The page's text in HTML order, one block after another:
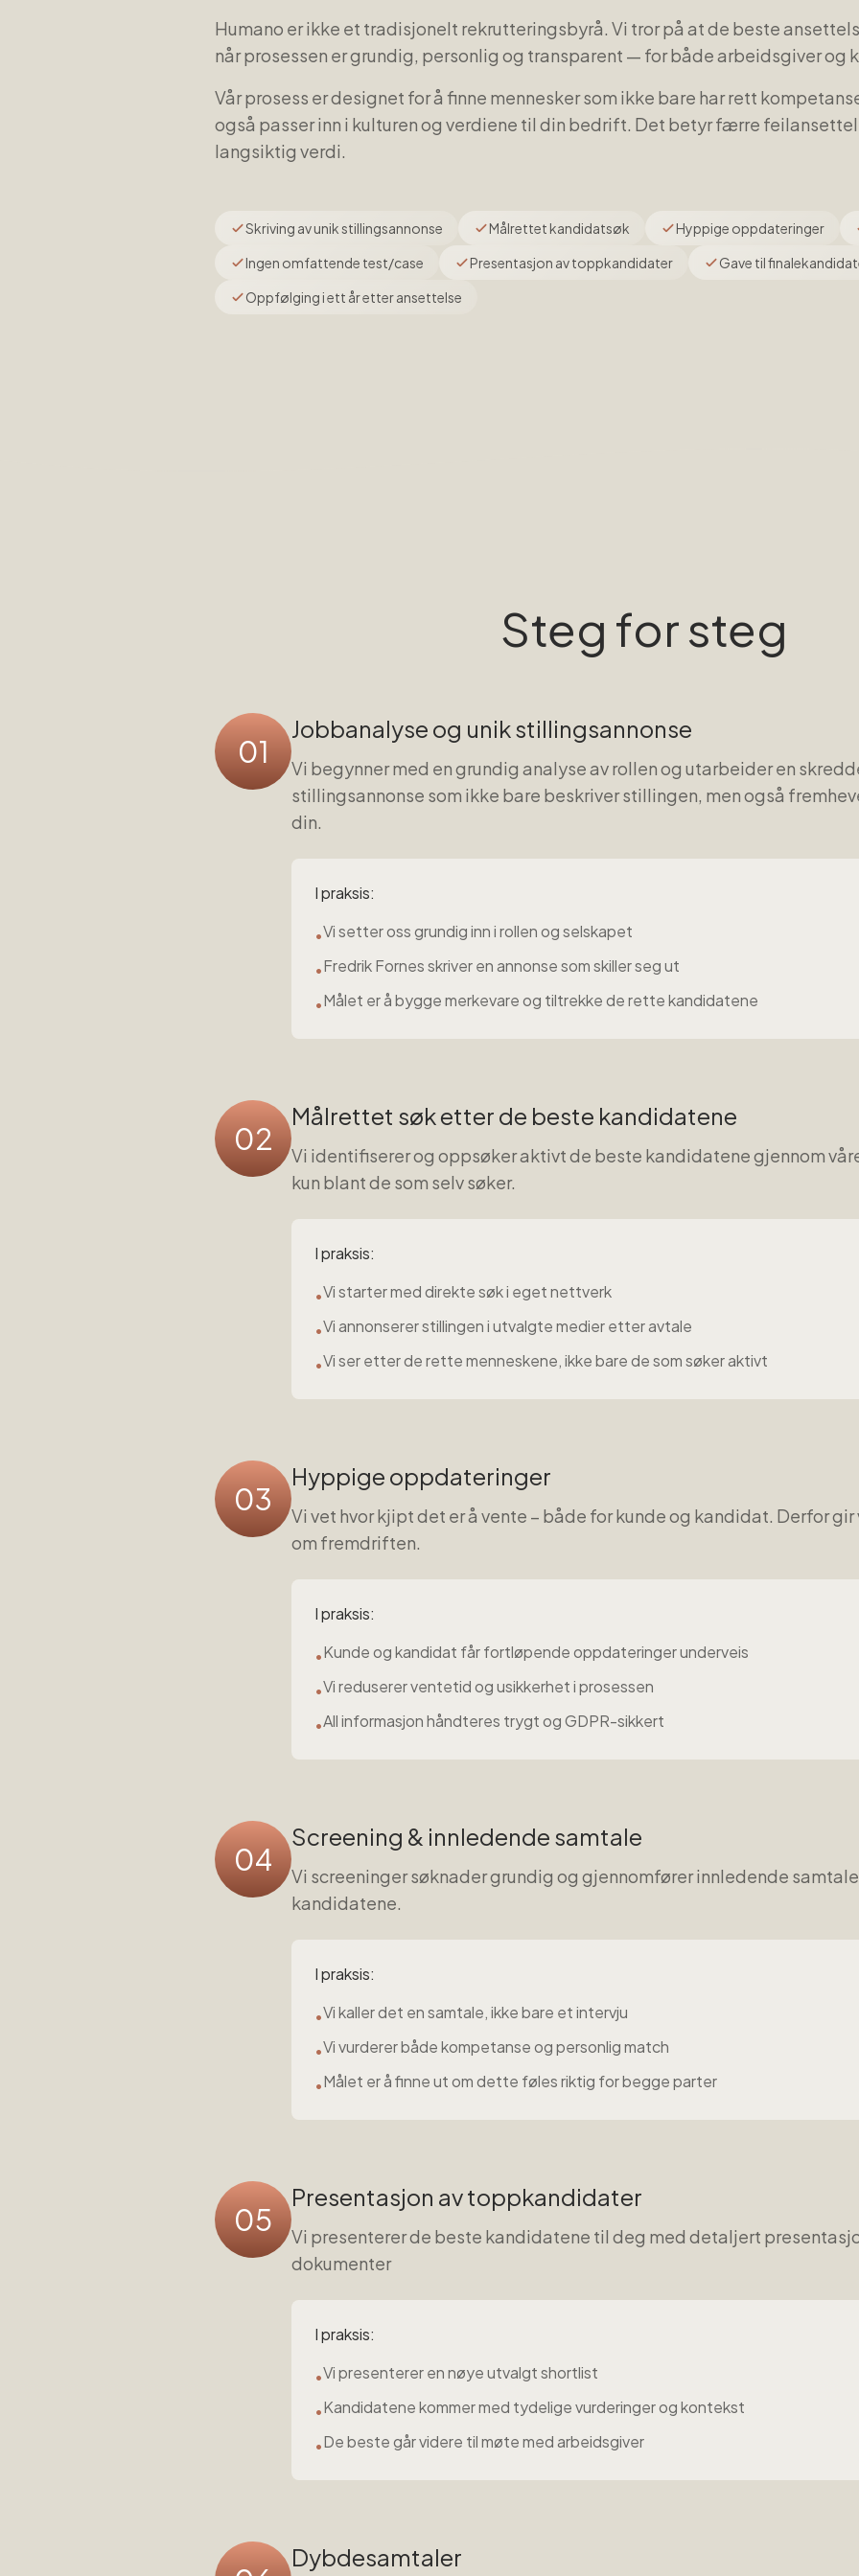
Humano er ikke et tradisjonelt rekrutteringsbyrå. Vi tror på at de beste
når prosessen er grundig, personlig og transparent — for både arbeidsgiver og
Vår prosess er designet for å finne mennesker som ikke bare har rett
også passer inn i kulturen og verdiene til din bedrift. Det betyr færre
langsiktig verdi.
Skriving av unik stillingsannonse Målrettet kandidatsøk Hyppige oppdateringer
Ingen omfattende test/case
Presentasjon av toppkandidater
Gave til
Oppfølging i ett år etter ansettelse
Steg for steg
01
Jobbanalyse og unik stillingsannonse
Vi begynner med en grundig analyse av rollen og utarbeider en
stillingsannonse som ikke bare beskriver stillingen, men også
din.
I praksis:
•Vi setter oss grundig inn i rollen og selskapet
•Fredrik Fornes skriver en annonse som skiller seg ut
•Målet er å bygge merkevare og tiltrekke de rette kandidatene
02
Målrettet søk etter de beste kandidatene
Vi identifiserer og oppsøker aktivt de beste kandidatene gjennom
kun blant de som selv søker.
I praksis:
•Vi starter med direkte søk i eget nettverk
•Vi annonserer stillingen i utvalgte medier etter avtale
•Vi ser etter de rette menneskene, ikke bare de som søker aktivt
03
Hyppige oppdateringer
Vi vet hvor kjipt det er å vente – både for kunde og kandidat. Derfor
om fremdriften.
I praksis:
•Kunde og kandidat får fortløpende oppdateringer underveis
•Vi reduserer ventetid og usikkerhet i prosessen
•All informasjon håndteres trygt og GDPR-sikkert
04
Screening & innledende samtale
Vi screeninger søknader grundig og gjennomfører innledende
kandidatene.
I praksis:
•Vi kaller det en samtale, ikke bare et intervju
•Vi vurderer både kompetanse og personlig match
•Målet er å finne ut om dette føles riktig for begge parter
05
Presentasjon av toppkandidater
Vi presenterer de beste kandidatene til deg med detaljert
dokumenter
I praksis:
•Vi presenterer en nøye utvalgt shortlist
•Kandidatene kommer med tydelige vurderinger og kontekst
•De beste går videre til møte med arbeidsgiver
Dybdesamtaler